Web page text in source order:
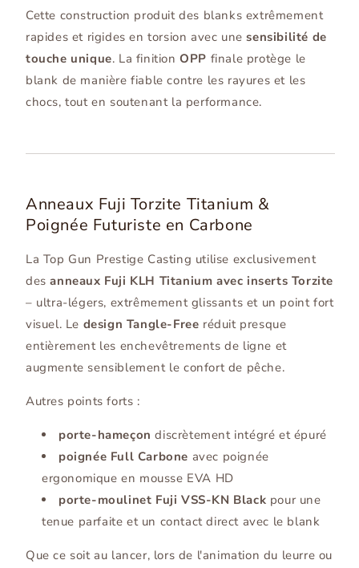
Cette construction produit des blanks extrêmement
rapides et rigides en torsion avec unesensibilité de
touche unique. La finitionOPP finale protège le
blank de manière fiable contre les rayures et les
chocs, tout en soutenant la performance.
Anneaux Fuji Torzite Titanium &
Poignée Futuriste en Carbone
La Top Gun Prestige Casting utilise exclusivement
desanneaux Fuji KLH Titanium avec inserts Torzite
– ultra-légers, extrêmement glissants et un point fort
visuel. Le design Tangle-Free réduit presque
entièrement les enchevêtrements de ligne et
augmente sensiblement le confort de pêche.
Autres points forts :
porte-hameçon discrètement intégré et épuré
poignée Full Carbone avec poignée
ergonomique en mousse EVA HD
porte-moulinet Fuji VSS-KN Black pour une
tenue parfaite et un contact direct avec le blank
Que ce soit au lancer, lors de l'animation du leurre ou